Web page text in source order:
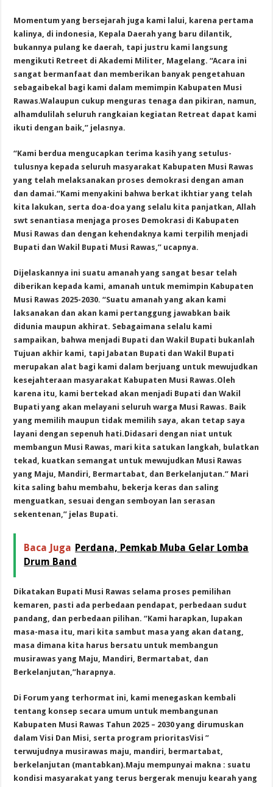
Momentum yang bersejarah juga kami lalui, karena pertama
kalinya, di indonesia, Kepala Daerah yang baru dilantik,
bukannya pulang ke daerah, tapi justru kami langsung
mengikuti Retreet di Akademi Militer, Magelang. “Acara ini
sangat bermanfaat dan memberikan banyak pengetahuan
sebagaibekal bagi kami dalam memimpin Kabupaten Musi
Rawas.Walaupun cukup menguras tenaga dan pikiran, namun,
alhamdulilah seluruh rangkaian kegiatan Retreat dapat kami
ikuti dengan baik,” jelasnya.
“Kami berdua mengucapkan terima kasih yang setulus-
tulusnya kepada seluruh masyarakat Kabupaten Musi Rawas
yang telah melaksanakan proses demokrasi dengan aman
dan damai.“Kami menyakini bahwa berkat ikhtiar yang telah
kita lakukan, serta doa-doa yang selalu kita panjatkan, Allah
swt senantiasa menjaga proses Demokrasi di Kabupaten
Musi Rawas dan dengan kehendaknya kami terpilih menjadi
Bupati dan Wakil Bupati Musi Rawas,” ucapnya.
Dijelaskannya ini suatu amanah yang sangat besar telah
diberikan kepada kami, amanah untuk memimpin Kabupaten
Musi Rawas 2025-2030. “Suatu amanah yang akan kami
laksanakan dan akan kami pertanggung jawabkan baik
didunia maupun akhirat. Sebagaimana selalu kami
sampaikan, bahwa menjadi Bupati dan Wakil Bupati bukanlah
Tujuan akhir kami, tapi Jabatan Bupati dan Wakil Bupati
merupakan alat bagi kami dalam berjuang untuk mewujudkan
kesejahteraan masyarakat Kabupaten Musi Rawas.Oleh
karena itu, kami bertekad akan menjadi Bupati dan Wakil
Bupati yang akan melayani seluruh warga Musi Rawas. Baik
yang memilih maupun tidak memilih saya, akan tetap saya
layani dengan sepenuh hati.Didasari dengan niat untuk
membangun Musi Rawas, mari kita satukan langkah, bulatkan
tekad, kuatkan semangat untuk mewujudkan Musi Rawas
yang Maju, Mandiri, Bermartabat, dan Berkelanjutan.” Mari
kita saling bahu membahu, bekerja keras dan saling
menguatkan, sesuai dengan semboyan lan serasan
sekentenan,” jelas Bupati.
Baca Juga Perdana, Pemkab Muba Gelar Lomba
Drum Band
Dikatakan Bupati Musi Rawas selama proses pemilihan
kemaren, pasti ada perbedaan pendapat, perbedaan sudut
pandang, dan perbedaan pilihan. “Kami harapkan, lupakan
masa-masa itu, mari kita sambut masa yang akan datang,
masa dimana kita harus bersatu untuk membangun
musirawas yang Maju, Mandiri, Bermartabat, dan
Berkelanjutan,”harapnya.
Di Forum yang terhormat ini, kami menegaskan kembali
tentang konsep secara umum untuk membangunan
Kabupaten Musi Rawas Tahun 2025 – 2030 yang dirumuskan
dalam Visi Dan Misi, serta program prioritasVisi ”
terwujudnya musirawas maju, mandiri, bermartabat,
berkelanjutan (mantabkan).Maju mempunyai makna : suatu
kondisi masyarakat yang terus bergerak menuju kearah yang